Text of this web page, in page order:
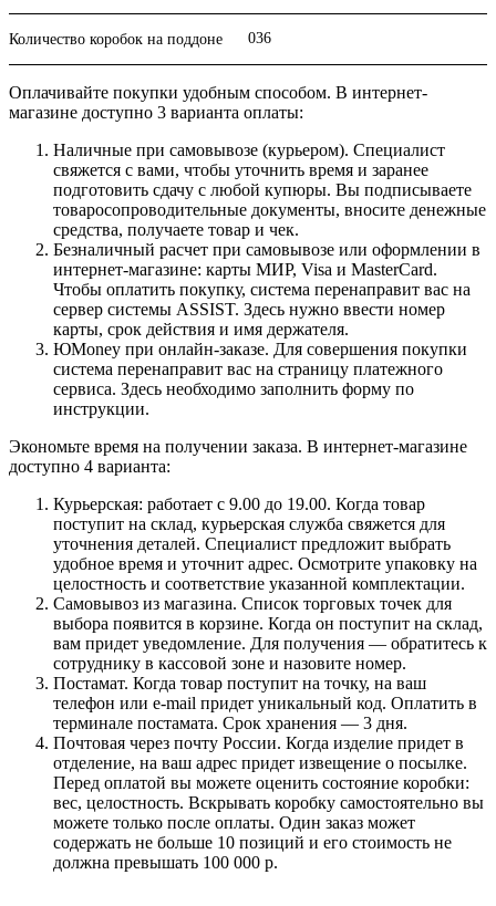
Количество коробок на поддоне 036
Оплачивайте покупки удобным способом. В интернет-
магазине доступно 3 варианта оплаты:
Наличные при самовывозе (курьером). Специалист
свяжется с вами, чтобы уточнить время и заранее
подготовить сдачу с любой купюры. Вы подписываете
товаросопроводительные документы, вносите денежные
средства, получаете товар и чек.
Безналичный расчет при самовывозе или оформлении в
интернет-магазине: карты МИР, Visa и MasterCard.
Чтобы оплатить покупку, система перенаправит вас на
сервер системы ASSIST. Здесь нужно ввести номер
карты, срок действия и имя держателя.
ЮMoney при онлайн-заказе. Для совершения покупки
система перенаправит вас на страницу платежного
сервиса. Здесь необходимо заполнить форму по
инструкции.
Экономьте время на получении заказа. В интернет-магазине
доступно 4 варианта:
Курьерская: работает с 9.00 до 19.00. Когда товар
поступит на склад, курьерская служба свяжется для
уточнения деталей. Специалист предложит выбрать
удобное время и уточнит адрес. Осмотрите упаковку на
целостность и соответствие указанной комплектации.
Самовывоз из магазина. Список торговых точек для
выбора появится в корзине. Когда он поступит на склад,
вам придет уведомление. Для получения — обратитесь к
сотруднику в кассовой зоне и назовите номер.
Постамат. Когда товар поступит на точку, на ваш
телефон или e-mail придет уникальный код. Оплатить в
терминале постамата. Срок хранения — 3 дня.
Почтовая через почту России. Когда изделие придет в
отделение, на ваш адрес придет извещение о посылке.
Перед оплатой вы можете оценить состояние коробки:
вес, целостность. Вскрывать коробку самостоятельно вы
можете только после оплаты. Один заказ может
содержать не больше 10 позиций и его стоимость не
должна превышать 100 000 р.